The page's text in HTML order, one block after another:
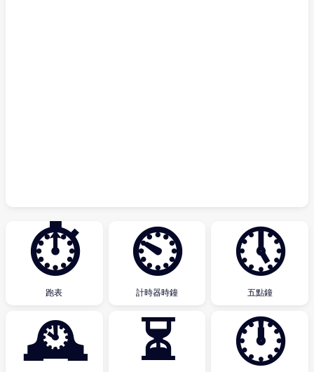
⏱
跑表
⏲
計時器時鐘
🕔
五點鐘
🕰 ⏳ 🕛